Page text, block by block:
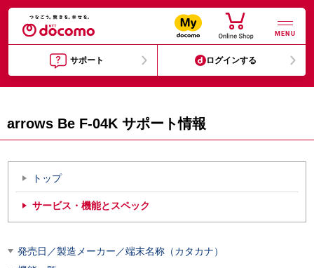
MENU
サポート ログインする
arrows Be F-04K サポート情報
トップ
サービス・機能とスペック
発売日／製造メーカー／端末名称（カタカナ）